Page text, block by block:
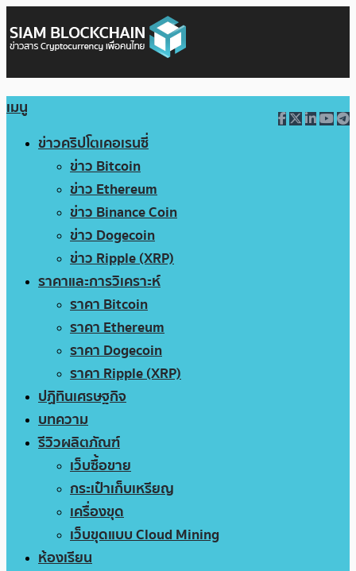
เมนู
ข่าวคริปโตเคอเรนซี่
ข่าว Bitcoin
ข่าว Ethereum
ข่าว Binance Coin
ข่าว Dogecoin
ข่าว Ripple (XRP)
ราคาและการวิเคราะห์
ราคา Bitcoin
ราคา Ethereum
ราคา Dogecoin
ราคา Ripple (XRP)
ปฏิทินเศรษฐกิจ
บทความ
รีวิวผลิตภัณฑ์
เว็บซื้อขาย
กระเป๋าเก็บเหรียญ
เครื่องขุด
เว็บขุดแบบ Cloud Mining
ห้องเรียน